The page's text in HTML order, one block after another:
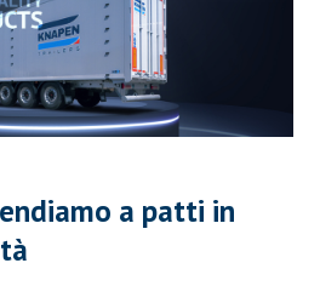
a patti in